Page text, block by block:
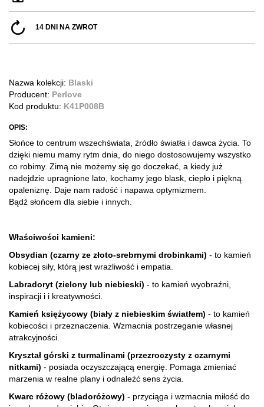
14 DNI NA ZWROT
Nazwa kolekcji: Blaski
Producent: Perlove
Kod produktu: K41P008B
OPIS:
Słońce to centrum wszechświata, źródło światła i dawca życia. To
dzięki niemu mamy rytm dnia, do niego dostosowujemy wszystko
co robimy. Zimą nie możemy się go doczekać, a kiedy już
nadejdzie upragnione lato, kochamy jego blask, ciepło i piękną
opaleniznę. Daje nam radość i napawa optymizmem.
Bądź słońcem dla siebie i innych.​
Właściwości kamieni:
Obsydian (czarny ze złoto-srebrnymi drobinkami) - to kamień
kobiecej siły, którą jest wrażliwość i empatia.
Labradoryt (zielony lub niebieski) - to kamień wyobraźni,
inspiracji i i kreatywności.
Kamień księżycowy (biały z niebieskim światłem) - to kamień
kobiecości i przeznaczenia. Wzmacnia postrzeganie własnej
atrakcyjności.
Kryształ górski z turmalinami (przezroczysty z czarnymi
nitkami) - posiada oczyszczającą energię. Pomaga zmieniać
marzenia w realne plany i odnaleźć sens życia.
Kwarc różowy (bladoróżowy) - przyciąga i wzmacnia miłość do